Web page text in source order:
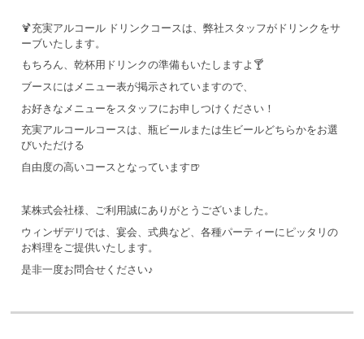
🍹充実アルコール ドリンクコースは、弊社スタッフがドリンクをサ
ーブいたします。
もちろん、乾杯用ドリンクの準備もいたしますよ🍸
ブースにはメニュー表が掲示されていますので、
お好きなメニューをスタッフにお申しつけください！
充実アルコールコースは、瓶ビールまたは生ビールどちらかをお選
びいただける
自由度の高いコースとなっています🍺
某株式会社様、ご利用誠にありがとうございました。
ウィンザデリでは、宴会、式典など、各種パーティーにピッタリの
お料理をご提供いたします。
是非一度お問合せください♪